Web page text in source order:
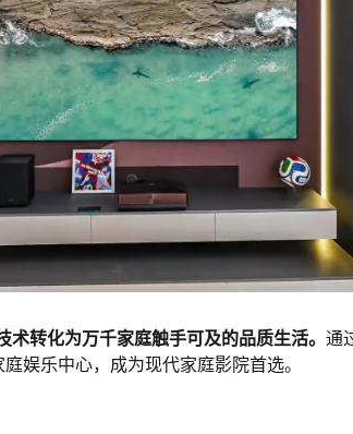
转化为万千家庭触手可及的品质生活。 通
娱乐中心，成为现代家庭影院首选。